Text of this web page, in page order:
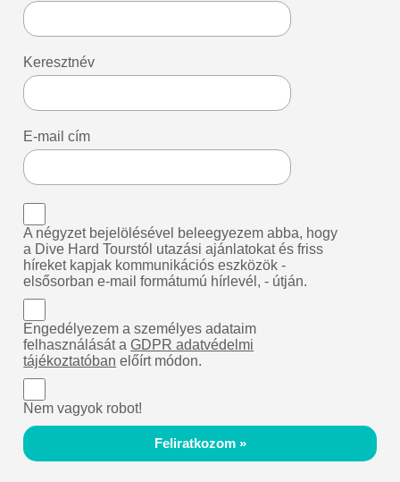
Keresztnév
E-mail cím
A négyzet bejelölésével beleegyezem abba, hogy
a Dive Hard Tourstól utazási ajánlatokat és friss
híreket kapjak kommunikációs eszközök -
elsősorban e-mail formátumú hírlevél, - útján.
Engedélyezem a személyes adataim
felhasználását aGDPR adatvédelmi
tájékoztatóban előírt módon.
Nem vagyok robot!
Feliratkozom »